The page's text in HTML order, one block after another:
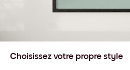
Choisissez votre propre style